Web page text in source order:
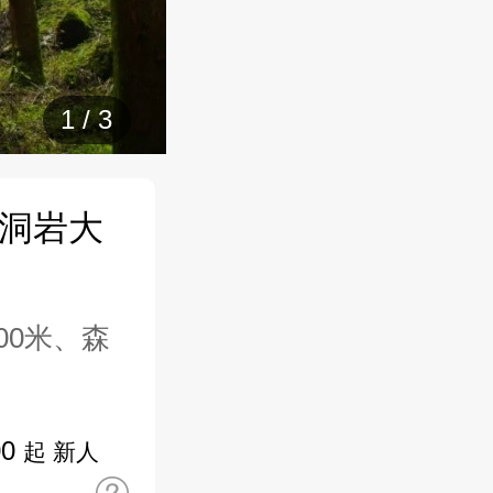
1/3
岩大
米、森
起 新人